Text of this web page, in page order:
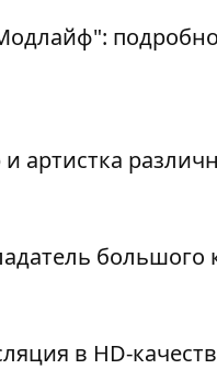
артистка
большого
в HD-